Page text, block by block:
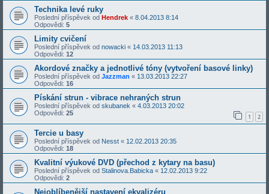
Technika levé ruky
Poslední příspěvek od Hendrek « 8.04.2013 8:14
Odpovědi: 5
Limity cvičení
Poslední příspěvek od nowacki « 14.03.2013 11:13
Odpovědi: 12
Akordové značky a jednotlivé tóny (vytvoření basové linky)
Poslední příspěvek od Jazzman « 13.03.2013 22:27
Odpovědi: 16
Pískání strun - vibrace nehraných strun
Poslední příspěvek od skubanek « 4.03.2013 20:02
Odpovědi: 25 1 2
Tercie u basy
Poslední příspěvek od Nesst « 12.02.2013 20:35
Odpovědi: 18
Kvalitní výukové DVD (přechod z kytary na basu)
Poslední příspěvek od Stalinova.Babicka « 12.02.2013 9:22
Odpovědi: 2
Nejoblíbenější nastavení ekvalizéru